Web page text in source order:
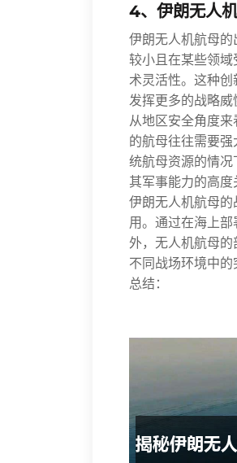
4、伊朗无人
伊朗无人机航母
较小且在某些领
术灵活性。这种
发挥更多的战略威
从地区安全角度
的航母往往需要
统航母资源的情
其军事能力的高度
伊朗无人机航母
用。通过在海上
外，无人机航母
不同战场环境中的
总结：